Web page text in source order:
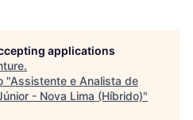
applications
.
"Assistente e Analista de
- Nova Lima (Híbrido)"